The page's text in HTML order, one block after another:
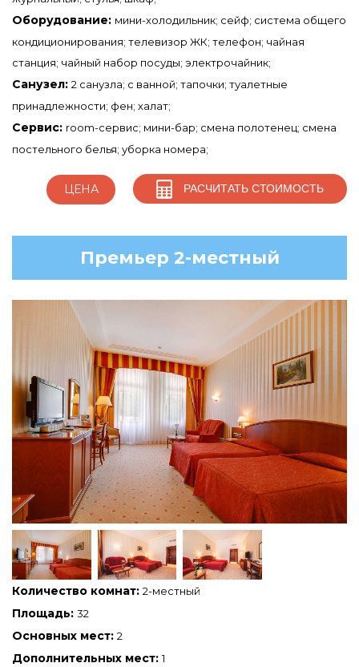
Оборудование: мини-холодильник; сейф; система общего
кондиционирования; телевизор ЖК; телефон; чайная
станция; чайный набор посуды; электрочайник;
Санузел: 2 санузла; с ванной; тапочки; туалетные
принадлежности; фен; халат;
Сервис: room-сервис; мини-бар; смена полотенец; смена
постельного белья; уборка номера;
ЦЕНА РАСЧИТАТЬ СТОИМОСТЬ
Премьер 2-местный
Количество комнат: 2-местный
Площадь: 32
Основных мест: 2
Дополнительных мест:1